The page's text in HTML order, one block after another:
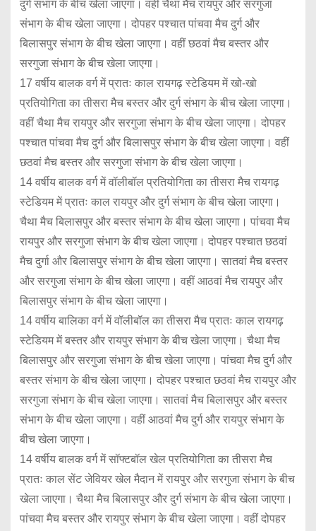
दुर्ग संभाग के बीच खेला जाएगा। वही चैथा मैच रायपुर और सरगुजा
संभाग के बीच खेला जाएगा। दोपहर पश्चात पांचवा मैच दुर्ग और
बिलासपुर संभाग के बीच खेला जाएगा। वहीं छठवां मैच बस्तर और
सरगुजा संभाग के बीच खेला जाएगा।
17 वर्षीय बालक वर्ग में प्रातः काल रायगढ़ स्टेडियम में खो-खो
प्रतियोगिता का तीसरा मैच बस्तर और दुर्ग संभाग के बीच खेला जाएगा।
वहीं चैथा मैच रायपुर और सरगुजा संभाग के बीच खेला जाएगा। दोपहर
पश्चात पांचवा मैच दुर्ग और बिलासपुर संभाग के बीच खेला जाएगा। वहीं
छठवां मैच बस्तर और सरगुजा संभाग के बीच खेला जाएगा।
14 वर्षीय बालक वर्ग में वॉलीबॉल प्रतियोगिता का तीसरा मैच रायगढ़
स्टेडियम में प्रातः काल रायपुर और दुर्ग संभाग के बीच खेला जाएगा।
चैथा मैच बिलासपुर और बस्तर संभाग के बीच खेला जाएगा। पांचवा मैच
रायपुर और सरगुजा संभाग के बीच खेला जाएगा। दोपहर पश्चात छठवां
मैच दुर्गा और बिलासपुर संभाग के बीच खेला जाएगा। सातवां मैच बस्तर
और सरगुजा संभाग के बीच खेला जाएगा। वहीं आठवां मैच रायपुर और
बिलासपुर संभाग के बीच खेला जाएगा।
14 वर्षीय बालिका वर्ग में वॉलीबॉल का तीसरा मैच प्रातः काल रायगढ़
स्टेडियम में बस्तर और रायपुर संभाग के बीच खेला जाएगा। चैथा मैच
बिलासपुर और सरगुजा संभाग के बीच खेला जाएगा। पांचवा मैच दुर्ग और
बस्तर संभाग के बीच खेला जाएगा। दोपहर पश्चात छठवां मैच रायपुर और
सरगुजा संभाग के बीच खेला जाएगा। सातवां मैच बिलासपुर और बस्तर
संभाग के बीच खेला जाएगा। वहीं आठवां मैच दुर्ग और रायपुर संभाग के
बीच खेला जाएगा।
14 वर्षीय बालक वर्ग में सॉफ्टबॉल खेल प्रतियोगिता का तीसरा मैच
प्रातः काल सेंट जेवियर खेल मैदान में रायपुर और सरगुजा संभाग के बीच
खेला जाएगा। चैथा मैच बिलासपुर और दुर्ग संभाग के बीच खेला जाएगा।
पांचवा मैच बस्तर और रायपुर संभाग के बीच खेला जाएगा। वहीं दोपहर